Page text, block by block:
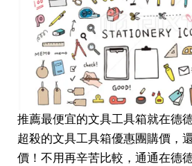
推薦最便宜的文具工具箱就在德
超殺的文具工具箱優惠團購價，
價！不用再辛苦比較，通通在德